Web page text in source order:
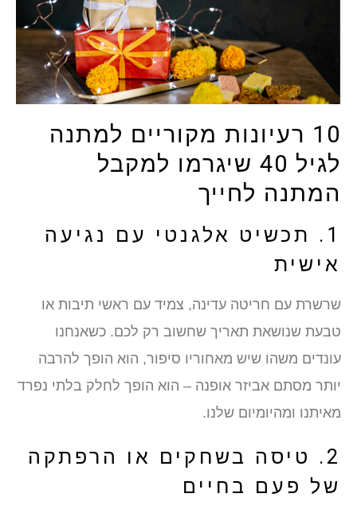
10 רעיונות מקוריים למתנה
לגיל 40 שיגרמו למקבל
המתנה לחייך
1. תכשיט אלגנטי עם נגיעה
אישית
שרשרת עם חריטה עדינה, צמיד עם ראשי תיבות או
טבעת שנושאת תאריך שחשוב רק לכם. כשאנחנו
עונדים משהו שיש מאחוריו סיפור, הוא הופך להרבה
יותר מסתם אביזר אופנה – הוא הופך לחלק בלתי נפרד
מאיתנו ומהיומיום שלנו.
2. טיסה בשחקים או הרפתקה
של פעם בחיים